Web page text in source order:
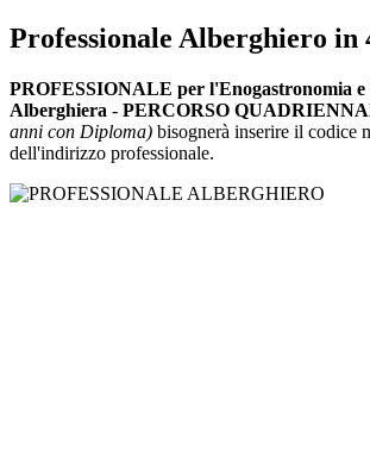
Professionale Alberghiero in
PROFESSIONALE per l'Enogastronomia e
Alberghiera - PERCORSO
anni con Diploma) bisognerà inserire il codice
dell'indirizzo professionale.